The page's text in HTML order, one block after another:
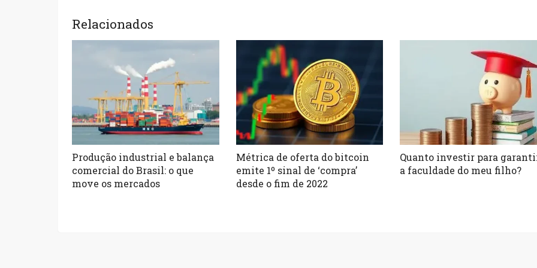
Relacionados
Produção industrial e balança
comercial do Brasil: o que
move os mercados
Métrica de oferta do bitcoin
emite 1º sinal de ‘compra’
desde o fim de 2022
Quanto investir para
a faculdade do meu filho?